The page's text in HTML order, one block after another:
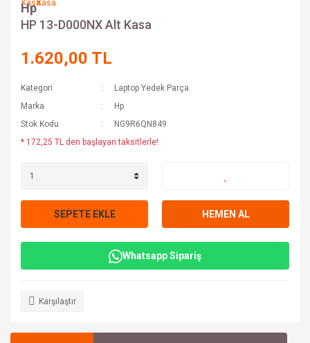
Hp
HP 13-D000NX Alt Kasa
1.620,00 TL
Kategori
Laptop Yedek Parça
Marka
Hp
Stok Kodu
NG9R6QN849
* 172,25 TL den başlayan taksitlerle!
SEPETE EKLE HEMEN AL
Whatsapp Sipariş
Karşılaştır